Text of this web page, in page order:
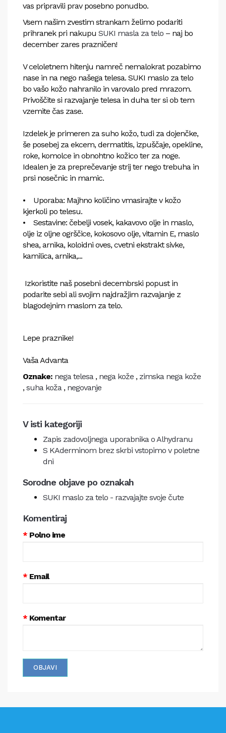
vas pripravili prav posebno ponudbo.
Vsem našim zvestim strankam želimo podariti
prihranek pri nakupu SUKI masla za telo – naj bo
december zares prazničen!
V celoletnem hitenju namreč nemalokrat pozabimo
nase in na nego našega telesa. SUKI maslo za telo
bo vašo kožo nahranilo in varovalo pred mrazom.
Privoščite si razvajanje telesa in duha ter si ob tem
vzemite čas zase.
Izdelek je primeren za suho kožo, tudi za dojenčke,
še posebej za ekcem, dermatitis, izpuščaje, opekline,
roke, komolce in obnohtno kožico ter za noge.
Idealen je za preprečevanje strij ter nego trebuha in
prsi nosečnic in mamic.
• Uporaba: Majhno količino vmasirajte v kožo
kjerkoli po telesu.
• Sestavine: čebelji vosek, kakavovo olje in maslo,
olje iz oljne ogrščice, kokosovo olje, vitamin E, maslo
shea, arnika, koloidni oves, cvetni ekstrakt sivke,
kamilica, arnika,...
Izkoristite naš posebni decembrski popust in
podarite sebi ali svojim najdražjim razvajanje z
blagodejnim maslom za telo.
Lepe praznike!
Vaša Advanta
Oznake: nega telesa , nega kože , zimska nega kože
, suha koža , negovanje
V isti kategoriji
Zapis zadovoljnega uporabnika o Alhydranu
S KAderminom brez skrbi vstopimo v poletne
dni
Sorodne objave po oznakah
SUKI maslo za telo - razvajajte svoje čute
Komentiraj
Polno ime
Email
Komentar
OBJAVI